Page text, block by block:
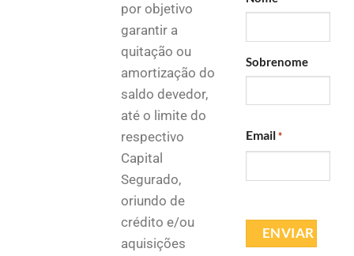
por objetivo
garantir a
quitação ou
amortização do
saldo devedor,
até o limite do
respectivo
Capital
Segurado,
oriundo de
crédito e/ou
aquisições
Sobrenome
Email *